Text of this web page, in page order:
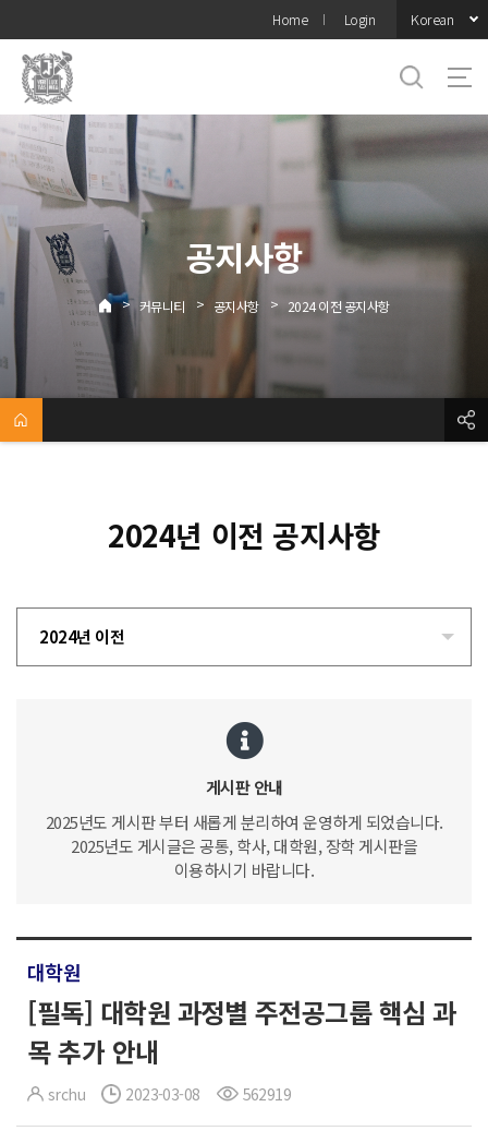
메뉴
Home Login Korean
공지사항
> 커뮤니티 > 공지사항 > 2024 이전 공지사항
2024년 이전 공지사항
2024년 이전
게시판 안내
2025년도 게시판 부터 새롭게 분리하여 운영하게 되었습니다.
2025년도 게시글은 공통, 학사, 대학원, 장학 게시판을
이용하시기 바랍니다.
대학원
[필독] 대학원 과정별 주전공그룹 핵심 과
목 추가 안내
srchu 2023-03-08 562919